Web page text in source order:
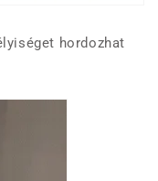
hordozhat